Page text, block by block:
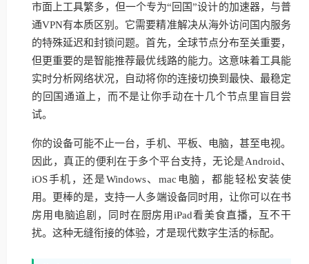
市面上工具繁多，但一个专为“回国”设计的加速器，与普
通VPN有本质区别。它需要精准解决从海外访问国内服务
的特殊延迟和封锁问题。首先，全球节点分布至关重要，
但更重要的是智能推荐最优线路的能力。这意味着工具能
实时分析网络状况，自动将你的连接切换到最快、最稳定
的回国通道上，而不是让你手动在十几个节点里盲目尝
试。
你的设备可能不止一台，手机、平板、电脑，甚至电视。
因此，真正的便利在于多个平台支持，无论是Android、
iOS手机，还是Windows、mac电脑，都能轻松安装使
用。更棒的是，支持一人多端设备同时用，让你可以在书
房用电脑追剧，同时在厨房用iPad看美食直播，互不干
扰。这种无缝衔接的体验，才是现代数字生活的标配。